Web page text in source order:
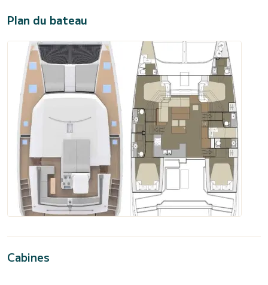
Plan du bateau
Cabines